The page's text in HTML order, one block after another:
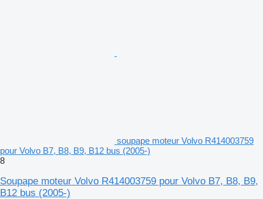
soupape moteur Volvo R414003759
pour Volvo B7, B8, B9, B12 bus (2005-)
8
Soupape moteur Volvo R414003759 pour Volvo B7, B8, B9,
B12 bus (2005-)